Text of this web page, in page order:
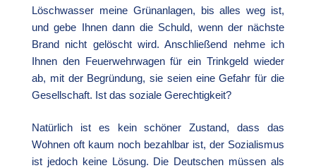
Löschwasser meine Grünanlagen, bis alles weg ist,
und gebe Ihnen dann die Schuld, wenn der nächste
Brand nicht gelöscht wird. Anschließend nehme ich
Ihnen den Feuerwehrwagen für ein Trinkgeld wieder
ab, mit der Begründung, sie seien eine Gefahr für die
Gesellschaft. Ist das soziale Gerechtigkeit?
Natürlich ist es kein schöner Zustand, dass das
Wohnen oft kaum noch bezahlbar ist, der Sozialismus
ist jedoch keine Lösung. Die Deutschen müssen als